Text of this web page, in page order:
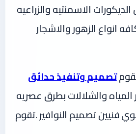
الاسمنتيه والزراعيه
انواع الزهور والاشجار
تصميم وتنفيذ حدائق
المياه والشلالات بطرق عصريه
فنيين تصميم النوافير .تقوم